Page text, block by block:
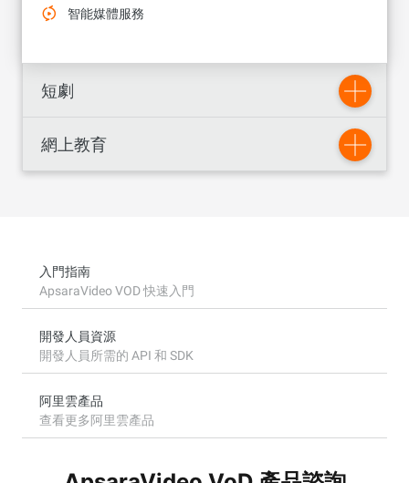
智能媒體服務
短劇
網上教育
入門指南
ApsaraVideo VOD 快速入門
開發人員資源
開發人員所需的 API 和 SDK
阿里雲產品
查看更多阿里雲產品